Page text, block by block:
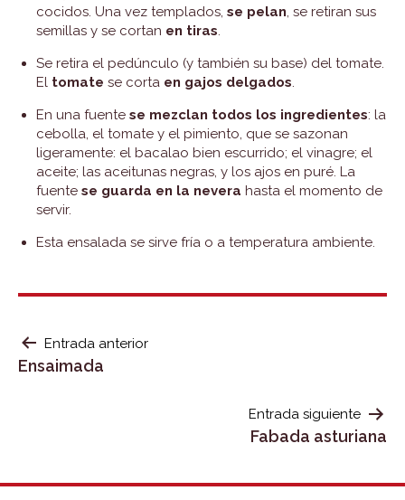
cocidos. Una vez templados, se pelan, se retiran sus
semillas y se cortan en tiras.
Se retira el pedúnculo (y también su base) del tomate.
El tomate se corta en gajos delgados.
En una fuente se mezclan todos los ingredientes: la
cebolla, el tomate y el pimiento, que se sazonan
ligeramente: el bacalao bien escurrido; el vinagre; el
aceite; las aceitunas negras, y los ajos en puré. La
fuente se guarda en la nevera hasta el momento de
servir.
Esta ensalada se sirve fría o a temperatura ambiente.
NAVEGACIÓN
DE
Entrada anterior
Ensaimada
Entrada siguiente
Fabada asturiana